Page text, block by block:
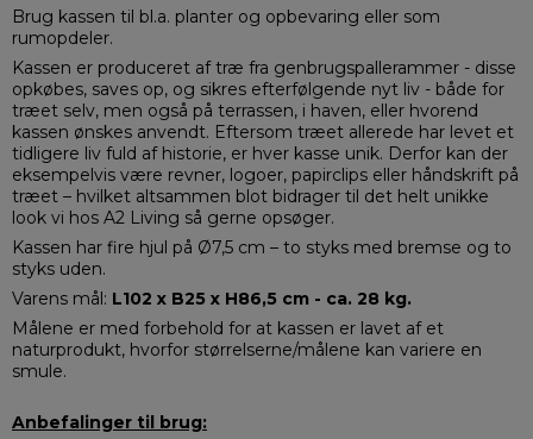
Brug kassen til bl.a. planter og opbevaring eller som
rumopdeler.
Kassen er produceret af træ fra genbrugspallerammer - disse
opkøbes, saves op, og sikres efterfølgende nyt liv - både for
træet selv, men også på terrassen, i haven, eller hvorend
kassen ønskes anvendt. Eftersom træet allerede har levet et
tidligere liv fuld af historie, er hver kasse unik. Derfor kan der
eksempelvis være revner, logoer, papirclips eller håndskrift på
træet – hvilket altsammen blot bidrager til det helt unikke
look vi hos A2 Living så gerne opsøger.
Kassen har fire hjul på Ø7,5 cm – to styks med bremse og to
styks uden.
Varens mål: L102 x B25 x H86,5 cm - ca. 28 kg.
Målene er med forbehold for at kassen er lavet af et
naturprodukt, hvorfor størrelserne/målene kan variere en
smule.
Anbefalinger til brug: